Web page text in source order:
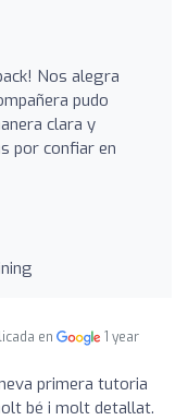
Nos alegra
pudo
clara y
por confiar en
en
1 year
primera tutoria
bé i molt detallat.